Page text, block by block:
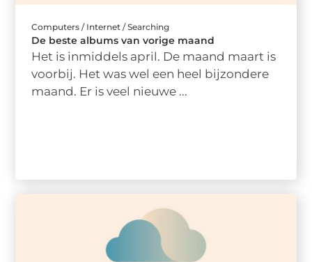
Computers / Internet / Searching
De beste albums van vorige maand
Het is inmiddels april. De maand maart is
voorbij. Het was wel een heel bijzondere
maand. Er is veel nieuwe ...